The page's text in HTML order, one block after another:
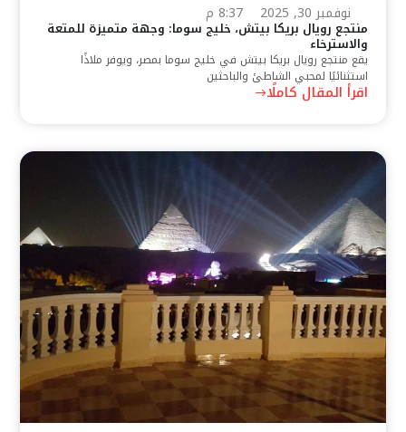
نوفمبر 30, 2025 8:37 م
منتجع رويال بريكا بيتش، خليج سوما: وجهة متميزة للمتعة
والاسترخاء
يقع منتجع رويال بريكا بيتش في خليج سوما بمصر، ويوفر ملاذًا
استثنائيًا لمحبي الشاطئ والباحثين
اقرأ المقال كاملًا